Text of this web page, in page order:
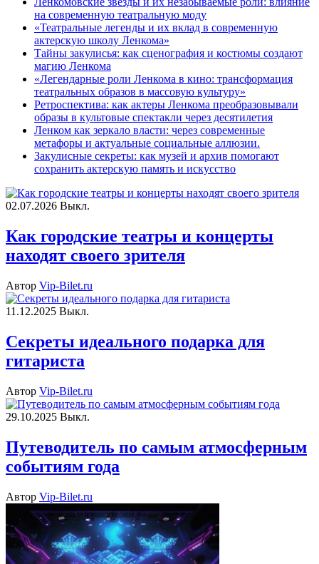
на современную театральную моду
«Театральные легенды и их вклад в современную
актерскую школу Ленкома»
Тайны закулисья: как сценография и костюмы создают
магию Ленкома
«Легендарные роли Ленкома в кино: трансформация
театральных образов в массовую культуру»
Ретроспектива: как актеры Ленкома преобразовывали
образы в культовые спектакли через десятилетия
Ленком как зеркало власти: через современные
метафоры и актуальные социальные аллюзии.
Закулисные секреты: как музей и архив помогают
сохранить актерскую память и искусство
02.07.2026 Выкл.
Как городские театры и концерты
находят своего зрителя
Автор Vip-Bilet.ru
11.12.2025 Выкл.
Секреты идеального подарка для
гитариста
Автор Vip-Bilet.ru
29.10.2025 Выкл.
Путеводитель по самым атмосферным
событиям года
Автор Vip-Bilet.ru